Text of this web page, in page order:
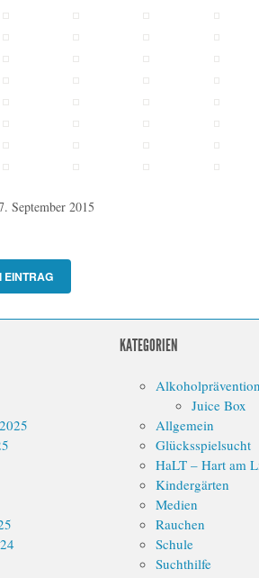
September 2015
EINTRAG
KATEGORIEN
Alkoholprävention
Juice Box
Allgemein
Glücksspielsucht
HaLT – Hart am
Kindergärten
Medien
Rauchen
Schule
Suchthilfe